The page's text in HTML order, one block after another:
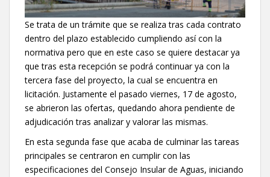
Se trata de un trámite que se realiza tras cada contrato
dentro del plazo establecido cumpliendo así con la
normativa pero que en este caso se quiere destacar ya
que tras esta recepción se podrá continuar ya con la
tercera fase del proyecto, la cual se encuentra en
licitación. Justamente el pasado viernes, 17 de agosto,
se abrieron las ofertas, quedando ahora pendiente de
adjudicación tras analizar y valorar las mismas.
En esta segunda fase que acaba de culminar las tareas
principales se centraron en cumplir con las
especificaciones del Consejo Insular de Aguas, iniciando